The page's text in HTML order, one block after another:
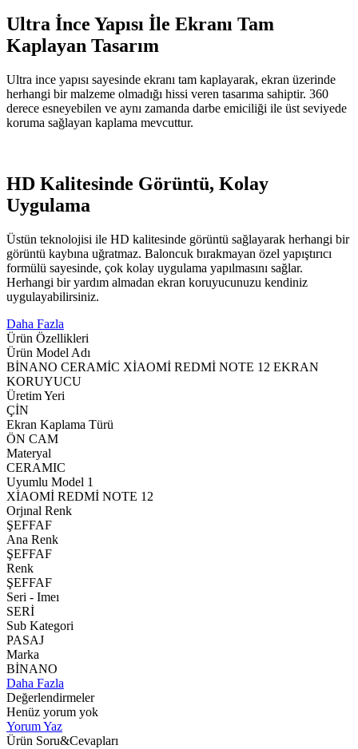
Ultra İnce Yapısı İle Ekranı Tam
Kaplayan Tasarım
Ultra ince yapısı sayesinde ekranı tam kaplayarak, ekran üzerinde
herhangi bir malzeme olmadığı hissi veren tasarıma sahiptir. 360
derece esneyebilen ve aynı zamanda darbe emiciliği ile üst seviyede
koruma sağlayan kaplama mevcuttur.
HD Kalitesinde Görüntü, Kolay
Uygulama
Üstün teknolojisi ile HD kalitesinde görüntü sağlayarak herhangi bir
görüntü kaybına uğratmaz. Baloncuk bırakmayan özel yapıştırıcı
formülü sayesinde, çok kolay uygulama yapılmasını sağlar.
Herhangi bir yardım almadan ekran koruyucunuzu kendiniz
uygulayabilirsiniz.
Daha Fazla
Ürün Özellikleri
Ürün Model Adı
BİNANO CERAMİC XİAOMİ REDMİ NOTE 12 EKRAN
KORUYUCU
Üretim Yeri
ÇİN
Ekran Kaplama Türü
ÖN CAM
Materyal
CERAMIC
Uyumlu Model 1
XİAOMİ REDMİ NOTE 12
Orjınal Renk
ŞEFFAF
Ana Renk
ŞEFFAF
Renk
ŞEFFAF
Seri - Imeı
SERİ
Sub Kategori
PASAJ
Marka
BİNANO
Daha Fazla
Değerlendirmeler
Henüz yorum yok
Yorum Yaz
Ürün Soru&Cevapları